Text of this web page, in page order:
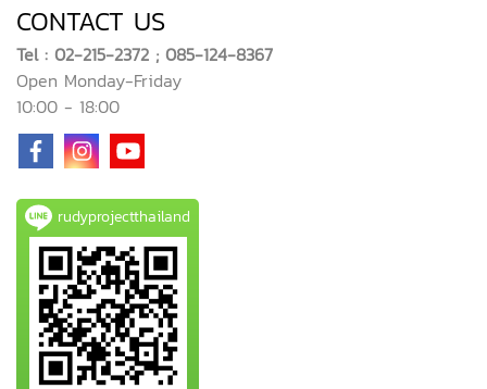
CONTACT US
Tel : 02-215-2372 ; 085-124-8367
Open Monday-Friday
10:00 - 18:00
rudyprojectthailand